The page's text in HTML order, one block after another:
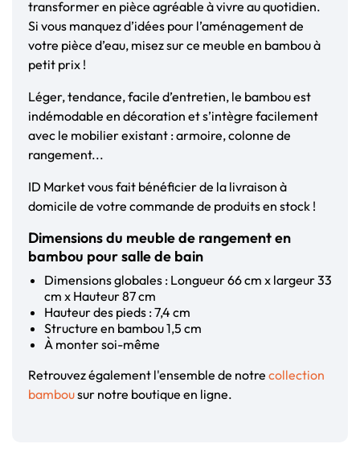
transformer en pièce agréable à vivre au quotidien.
Si vous manquez d’idées pour l’aménagement de
votre pièce d’eau, misez sur ce meuble en bambou à
petit prix !
Léger, tendance, facile d’entretien, le bambou est
indémodable en décoration et s’intègre facilement
avec le mobilier existant : armoire, colonne de
rangement...
ID Market vous fait bénéficier de la livraison à
domicile de votre commande de produits en stock !
Dimensions du meuble de rangement en
bambou pour salle de bain
Dimensions globales : Longueur 66 cm x largeur 33
cm x Hauteur 87 cm
Hauteur des pieds : 7,4 cm
Structure en bambou 1,5 cm
À monter soi-même
Retrouvez également l'ensemble de notre collection
bambousur notre boutique en ligne.